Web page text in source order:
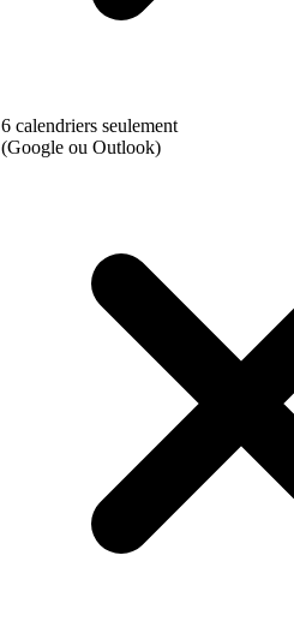
6 calendriers seulement
(Google ou Outlook)